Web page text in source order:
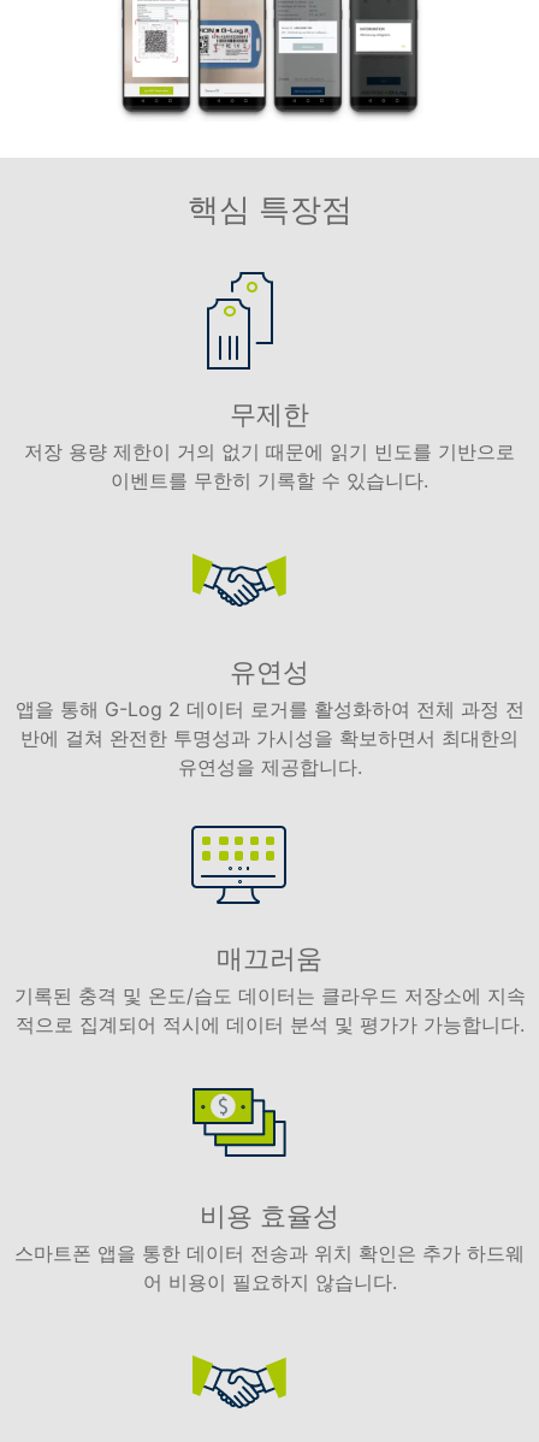
핵심 특장점
무제한
저장 용량 제한이 거의 없기 때문에 읽기 빈도를 기반으로
이벤트를 무한히 기록할 수 있습니다.
유연성
앱을 통해 G-Log 2 데이터 로거를 활성화하여 전체 과정 전
반에 걸쳐 완전한 투명성과 가시성을 확보하면서 최대한의
유연성을 제공합니다.
매끄러움
기록된 충격 및 온도/습도 데이터는 클라우드 저장소에 지속
적으로 집계되어 적시에 데이터 분석 및 평가가 가능합니다.
비용 효율성
스마트폰 앱을 통한 데이터 전송과 위치 확인은 추가 하드웨
어 비용이 필요하지 않습니다.